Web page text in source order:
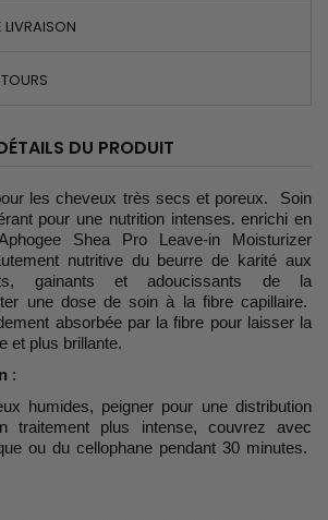
LIVRAISON
DU PRODUIT
les cheveux très secs et poreux. Soin
pour une nutrition intenses. enrichi en
Shea Pro Leave-in Moisturizer
nutritive du beurre de karité aux
gainants et adoucissants de la
une dose de soin à la fibre capillaire.
absorbée par la fibre pour laisser la
et plus brillante.
:
humides, peigner pour une distribution
traitement plus intense, couvrez avec
ou du cellophane pendant 30 minutes.